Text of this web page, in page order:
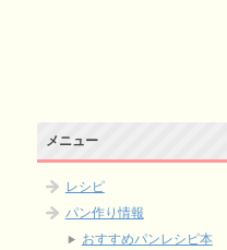
メニュー
レシピ
パン作り情報
おすすめパンレシピ本